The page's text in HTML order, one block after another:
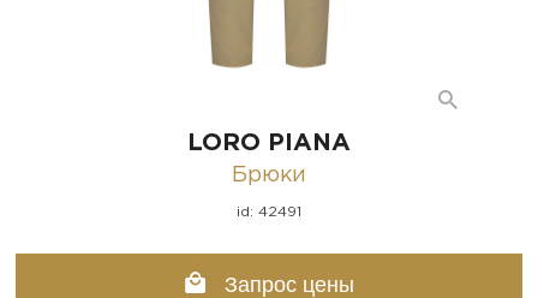
LORO PIANA
Брюки
id: 42491
Запрос цены